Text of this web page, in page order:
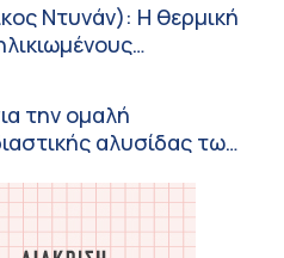
Ντυνάν): H θερμική
την ομαλή
αλυσίδας των
του καλοκαιριού
& Healthcare